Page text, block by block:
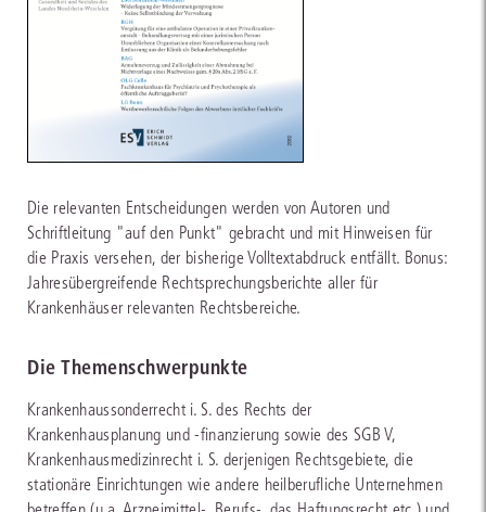
Die relevanten Entscheidungen werden von Autoren und
Schriftleitung "auf den Punkt" gebracht und mit Hinweisen für
die Praxis versehen, der bisherige Volltextabdruck entfällt. Bonus:
Jahresübergreifende Rechtsprechungsberichte aller für
Krankenhäuser relevanten Rechtsbereiche.
Die Themenschwerpunkte
Krankenhaussonderrecht i. S. des Rechts der
Krankenhausplanung und -finanzierung sowie des SGB V,
Krankenhausmedizinrecht i. S. derjenigen Rechtsgebiete, die
stationäre Einrichtungen wie andere heilberufliche Unternehmen